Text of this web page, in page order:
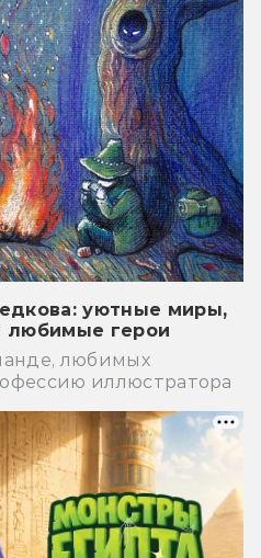
уютные миры,
любимые герои
любимых
иллюстратора